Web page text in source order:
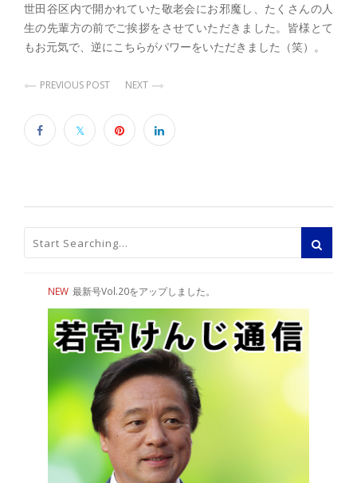
世田谷区内で開かれていた敬老会にお邪魔し、たくさんの人
生の先輩方の前でご挨拶をさせていただきました。皆様とて
もお元気で、逆にこちらがパワーをいただきました（笑）。
PREVIOUS POST NEXT
NEW 最新号Vol.20をアップしました。